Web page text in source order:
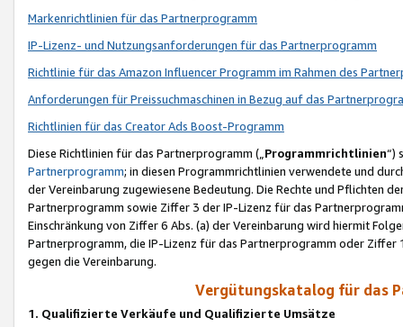
Markenrichtlinien für das Partnerprogramm
IP-Lizenz- und Nutzungsanforderungen für das Partnerprogramm
Richtlinie für das Amazon Influencer Programm im Rahmen des
Anforderungen für Preissuchmaschinen in Bezug auf das
Richtlinien für das Creator Ads Boost-Programm
Diese Richtlinien für das Partnerprogramm („Programmrichtlinien“)
Partnerprogramm; in diesen Programmrichtlinien verwendete und
der Vereinbarung zugewiesene Bedeutung. Die Rechte und Pflichten
Partnerprogramm sowie Ziffer 3 der IP-Lizenz für das
Einschränkung von Ziffer 6 Abs. (a) der Vereinbarung wird hiermit
Partnerprogramm, die IP-Lizenz für das Partnerprogramm oder
gegen die Vereinbarung.
Vergütungskatalog für das
1. Qualifizierte Verkäufe und Qualifizierte Umsätze